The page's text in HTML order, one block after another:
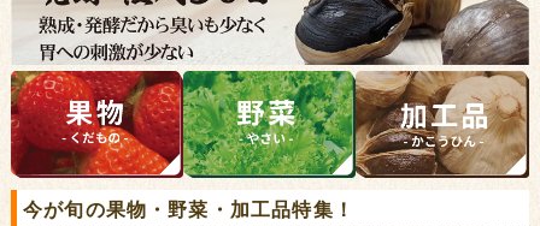
今が旬の果物・野菜・加工品特集！